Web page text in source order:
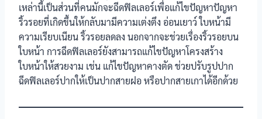
เหล่านี้เป็นส่วนที่คนมักจะฉีดฟิลเลอร์เพื่อแก้ไขปัญหาปัญหา
ริ้วรอยที่เกิดขึ้นให้กลับมามีความเต่งตึง อ่อนเยาว์ ใบหน้ามี
ความเรียบเนียน ริ้วรอยลดลง นอกจากจะช่วยเรื่องริ้วรอยบน
ใบหน้า การฉีดฟิลเลอร์ยังสามารถแก้ไขปัญหาโครงสร้าง
ใบหน้าให้สวยงาม เช่น แก้ไขปัญหาคางตัด ช่วยปรับรูปปาก
ฉีดฟิลเลอร์ปากให้เป็นปากสายฝอ หรือปากสายเกาได้อีกด้วย